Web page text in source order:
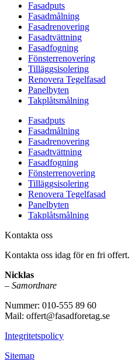
Fasadputs
Fasadmålning
Fasadrenovering
Fasadtvättning
Fasadfogning
Fönsterrenovering
Tilläggsisolering
Renovera Tegelfasad
Panelbyten
Takplåtsmålning
Fasadputs
Fasadmålning
Fasadrenovering
Fasadtvättning
Fasadfogning
Fönsterrenovering
Tilläggsisolering
Renovera Tegelfasad
Panelbyten
Takplåtsmålning
Kontakta oss
Kontakta oss idag för en fri offert.
Nicklas
– Samordnare
Nummer: 010-555 89 60
Mail: offert@fasadforetag.se
Integritetspolicy
Sitemap